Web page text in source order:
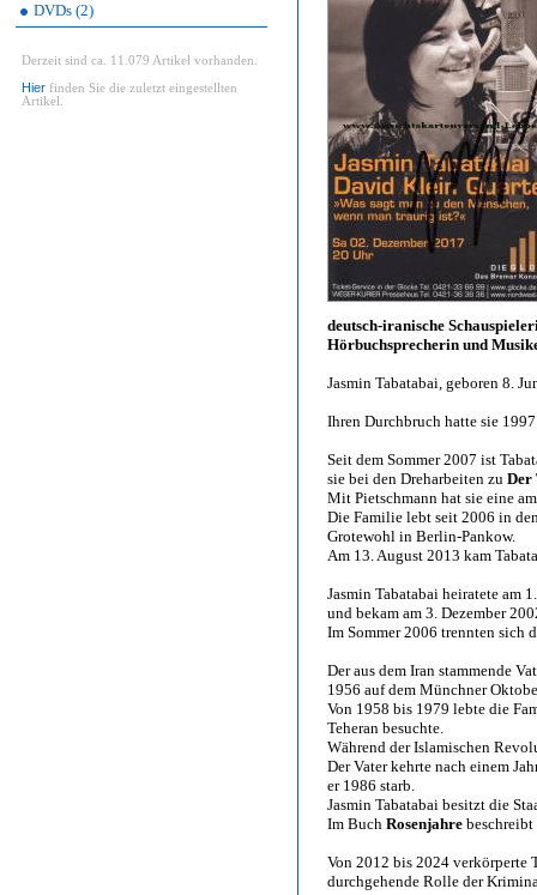
DVDs (2)
Derzeit sind ca. 11.079 Artikel vorhanden.
Hier finden Sie die zuletzt eingestellten
Artikel.
deutsch-iranische
Hörbuchsprecherin und
Jasmin Tabatabai, geboren 8.
Ihren Durchbruch hatte sie
Seit dem Sommer 2007 ist
sie bei den Dreharbeiten zu Der
Mit Pietschmann hat sie eine
Die Familie lebt seit 2006 in
Grotewohl in Berlin-Pankow.
Am 13. August 2013 kam
Jasmin Tabatabai heiratete am
und bekam am 3. Dezember
Im Sommer 2006 trennten sich
Der aus dem Iran stammende
1956 auf dem Münchner
Von 1958 bis 1979 lebte die
Teheran besuchte.
Während der Islamischen
Der Vater kehrte nach einem
er 1986 starb.
Jasmin Tabatabai besitzt die
Im Buch Rosenjahre
Von 2012 bis 2024 verkörperte
durchgehende Rolle der